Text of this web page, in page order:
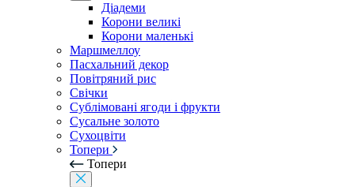
Діадеми
Корони великі
Корони маленькі
Маршмеллоу
Пасхальний декор
Повітряний рис
Свічки
Сублімовані ягоди і фрукти
Сусальне золото
Сухоцвіти
Топери
Топери